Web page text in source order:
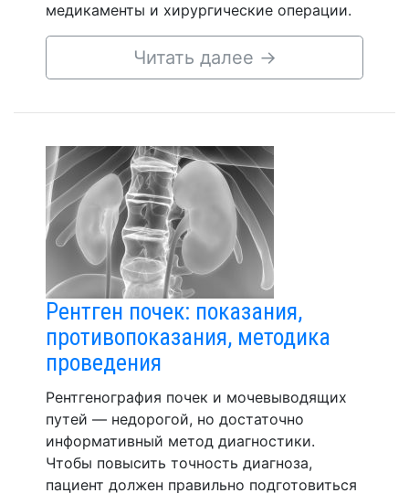
медикаменты и хирургические операции.
Читать далее →
Рентген почек: показания,
противопоказания, методика
проведения
Рентгенография почек и мочевыводящих
путей — недорогой, но достаточно
информативный метод диагностики.
Чтобы повысить точность диагноза,
пациент должен правильно подготовиться